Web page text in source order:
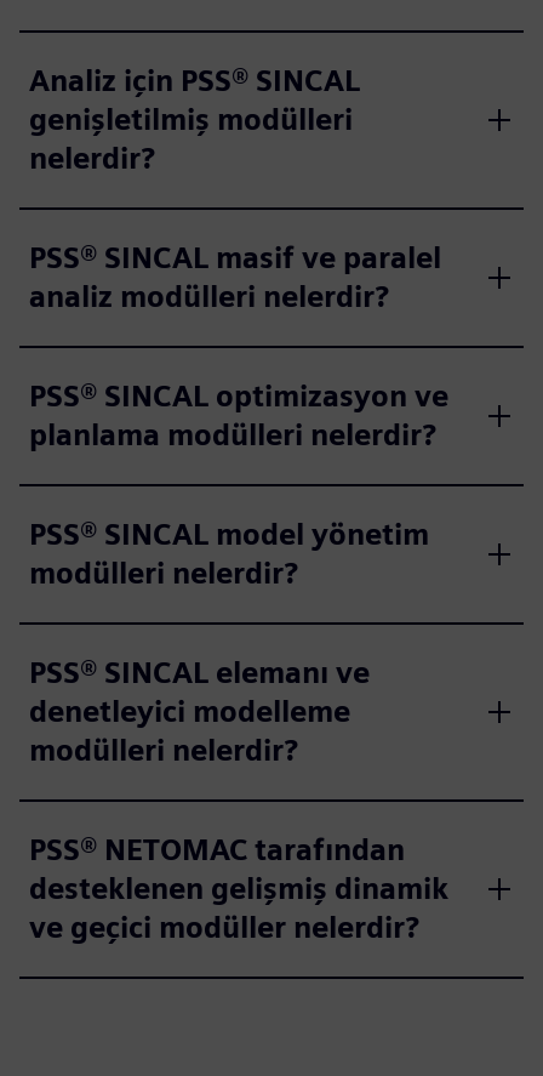
Analiz için PSS® SINCAL
genişletilmiş modülleri
nelerdir?
PSS® SINCAL masif ve paralel
analiz modülleri nelerdir?
PSS® SINCAL optimizasyon ve
planlama modülleri nelerdir?
PSS® SINCAL model yönetim
modülleri nelerdir?
PSS® SINCAL elemanı ve
denetleyici modelleme
modülleri nelerdir?
PSS® NETOMAC tarafından
desteklenen gelişmiş dinamik
ve geçici modüller nelerdir?